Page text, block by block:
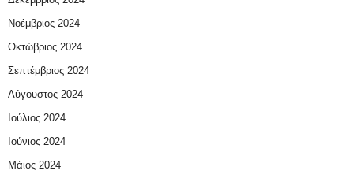
Νοέμβριος 2024
Οκτώβριος 2024
Σεπτέμβριος 2024
Αύγουστος 2024
Ιούλιος 2024
Ιούνιος 2024
Μάιος 2024